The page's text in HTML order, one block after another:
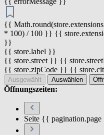
{{
* 100) / 100 }} {{
}}
{{ store.label }}
{{ store.street }} {{
{{ store.zipCode }} {{
Ausgewählt Auswählen
Öffnungszeiten:
Seite {{